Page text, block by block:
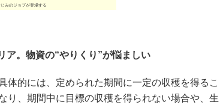
みのジョブが登場する
ア。物資の“やりくり”が悩ましい
的には、定められた期間に一定の収穫を得るこ
り、期間中に目標の収穫を得られない場合や、生